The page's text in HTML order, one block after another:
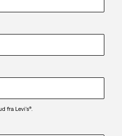
fra Levi's®.